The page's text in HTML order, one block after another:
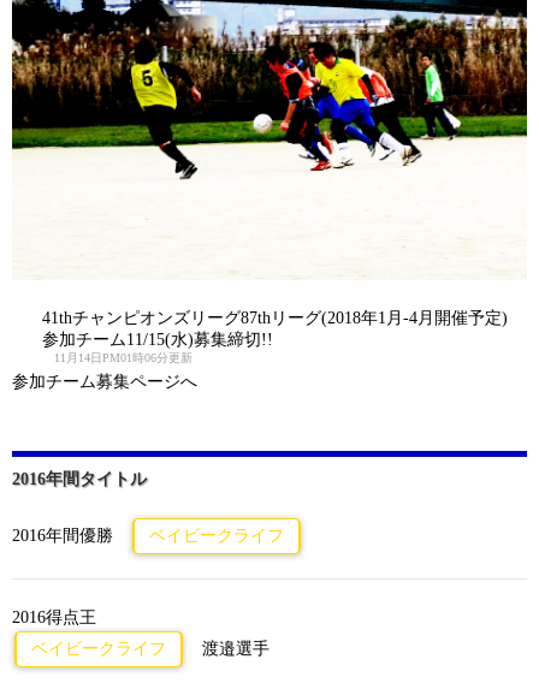
41thチャンピオンズリーグ87thリーグ(2018年1月-4月開催予定)
参加チーム11/15(水)募集締切!!
11月14日PM01時06分更新
参加チーム募集ページへ
2016年間タイトル
2016年間優勝 ベイビークライフ
2016得点王
ベイビークライフ
渡邉選手